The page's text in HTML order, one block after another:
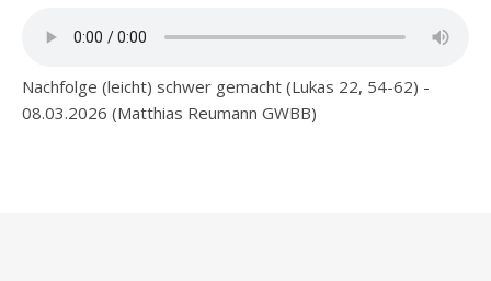
Nachfolge (leicht) schwer gemacht (Lukas 22, 54-62) -
08.03.2026 (Matthias Reumann GWBB)